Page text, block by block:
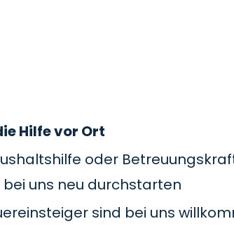
Hilfe vor Ort
oder
uns neu durchstarten
sind bei uns